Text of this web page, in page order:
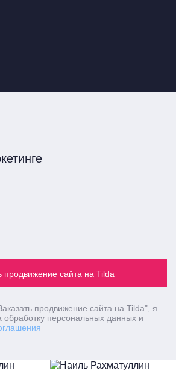
продвижение сайта на Tilda
продвижение сайта на Tilda" , я
обработку персональных данных и